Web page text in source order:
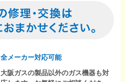
全メーカー対応可能
大阪ガスの製品以外のガス機器も対